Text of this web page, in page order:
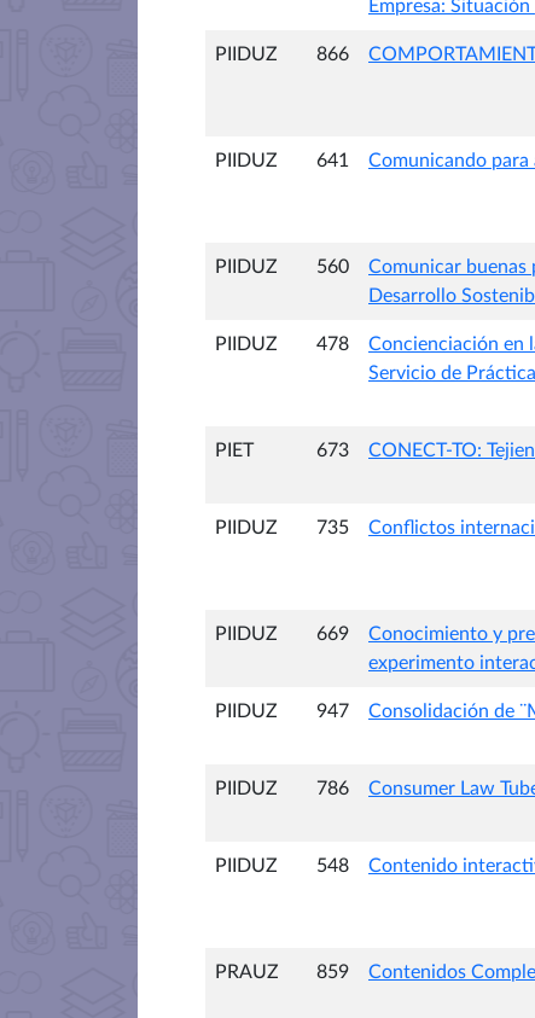
Empresa:
PIIDUZ 866
PIIDUZ 641 Comunicando para
PIIDUZ 560
Comunicar
Desarrollo
PIIDUZ 478
Concienciación en
Servicio de
PIET 673 CONECT-TO:
PIIDUZ 735 Conflictos
PIIDUZ 669
Conocimiento y
experimento
PIIDUZ 947 Consolidación de
PIIDUZ 786 Consumer Law
PIIDUZ 548 Contenido
PRAUZ 859 Contenidos